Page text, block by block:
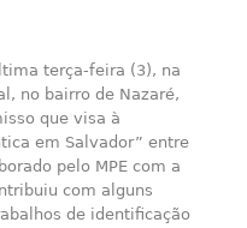
terça-feira (3), na
no bairro de Nazaré,
que visa à
em Salvador” entre
pelo MPE com a
com alguns
de identificação